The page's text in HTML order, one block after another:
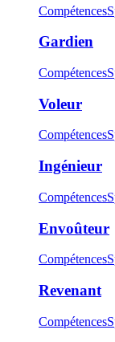
Compétences
Gardien
Compétences
Voleur
Compétences
Ingénieur
Compétences
Envoûteur
Compétences
Revenant
Compétences